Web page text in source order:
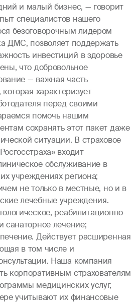
и малый бизнес, — говорит
специалистов нашего
безоговорочным лидером
ДМС, позволяет поддержать
инвестиций в здоровье
что добровольное
— важная часть
характеризует
перед своими
помочь нашим
сохранять этот пакет даже
ситуации. В страховое
входит
обслуживание в
учреждениях региона;
не только в местные, но и в
лечебные учреждения.
реабилитационно-
санаторное лечение;
Действует расширенная
в том числе и
Наша компания
корпоративным страхователям
медицинских услуг,
учитывают их финансовые